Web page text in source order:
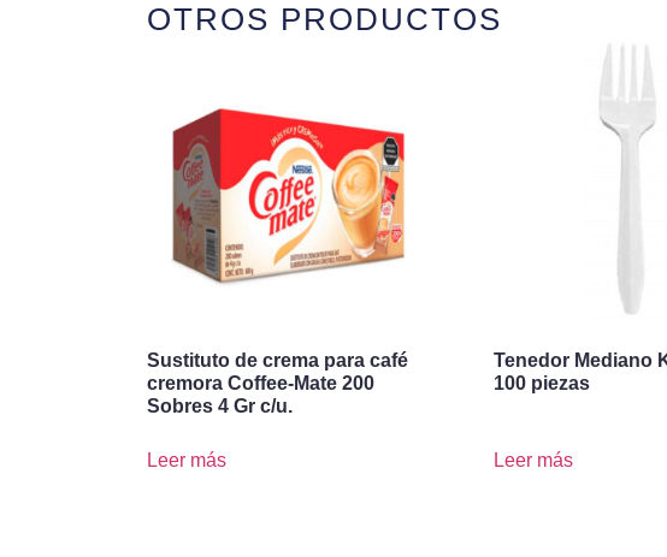
OTROS PRODUCTOS
Sustituto de crema para café
cremora Coffee-Mate 200
Sobres 4 Gr c/u.
Leer más
Tenedor Mediano
100 piezas
Leer más